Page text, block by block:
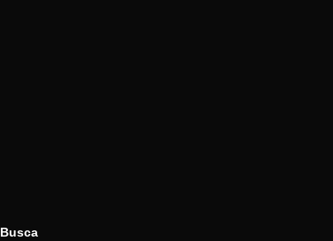
Busca